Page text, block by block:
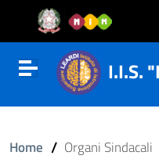
Vai al contenuto
Vail al menu di
Vai al footer
Attiva disattiva la
I.I.S.
Home / Organi Sindacali